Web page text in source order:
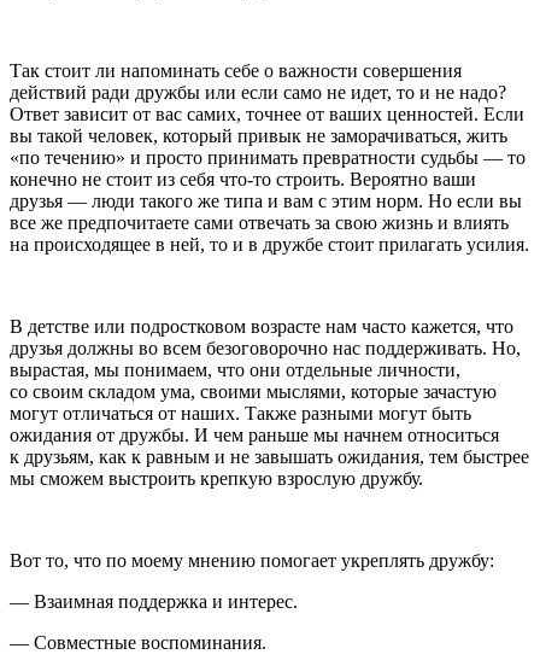
Так стоит ли напоминать себе о важности совершения
действий ради дружбы или если само не идет, то и не надо?
Ответ зависит от вас самих, точнее от ваших ценностей. Если
вы такой человек, который привык не заморачиваться, жить
«по течению» и просто принимать превратности судьбы — то
конечно не стоит из себя что-то строить. Вероятно ваши
друзья — люди такого же типа и вам с этим норм. Но если вы
все же предпочитаете сами отвечать за свою жизнь и влиять
на происходящее в ней, то и в дружбе стоит прилагать усилия.
В детстве или подростковом возрасте нам часто кажется, что
друзья должны во всем безоговорочно нас поддерживать. Но,
вырастая, мы понимаем, что они отдельные личности,
со своим складом ума, своими мыслями, которые зачастую
могут отличаться от наших. Также разными могут быть
ожидания от дружбы. И чем раньше мы начнем относиться
к друзьям, как к равным и не завышать ожидания, тем быстрее
мы сможем выстроить крепкую взрослую дружбу.
Вот то, что по моему мнению помогает укреплять дружбу:
— Взаимная поддержка и интерес.
— Совместные воспоминания.